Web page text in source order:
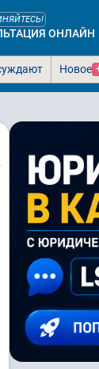
ОНЛАЙН
Новое